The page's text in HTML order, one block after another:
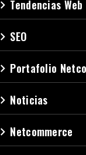
navigate_next Tendencias Web
navigate_next SEO
navigate_next Portafolio
navigate_next Noticias
navigate_next Netcommerce